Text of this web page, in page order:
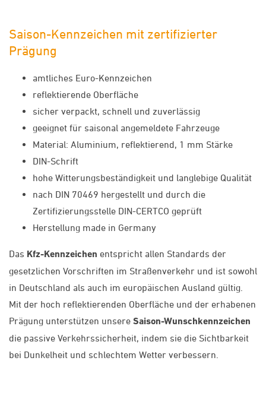
Saison-Kennzeichen mit zertifizierter
Prägung
amtliches Euro-Kennzeichen
reflektierende Oberfläche
sicher verpackt, schnell und zuverlässig
geeignet für saisonal angemeldete Fahrzeuge
Material: Aluminium, reflektierend, 1 mm Stärke
DIN-Schrift
hohe Witterungsbeständigkeit und langlebige Qualität
nach DIN 70469 hergestellt und durch die
Zertifizierungsstelle DIN-CERTCO geprüft
Herstellung made in Germany
Das Kfz-Kennzeichen entspricht allen Standards der
gesetzlichen Vorschriften im Straßenverkehr und ist sowohl
in Deutschland als auch im europäischen Ausland gültig.
Mit der hoch reflektierenden Oberfläche und der erhabenen
Prägung unterstützen unsere Saison-Wunschkennzeichen
die passive Verkehrssicherheit, indem sie die Sichtbarkeit
bei Dunkelheit und schlechtem Wetter verbessern.